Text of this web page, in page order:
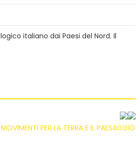
italiano dai Paesi del Nord. Il